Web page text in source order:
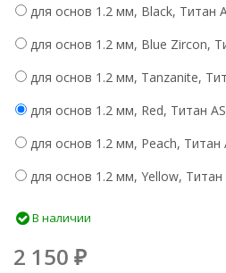
для основ 1.2 мм, Black, Титан
для основ 1.2 мм, Blue Zircon,
для основ 1.2 мм, Tanzanite,
для основ 1.2 мм, Red, Титан
для основ 1.2 мм, Peach, Титан
для основ 1.2 мм, Yellow, Титан
В наличии
2 150 ₽